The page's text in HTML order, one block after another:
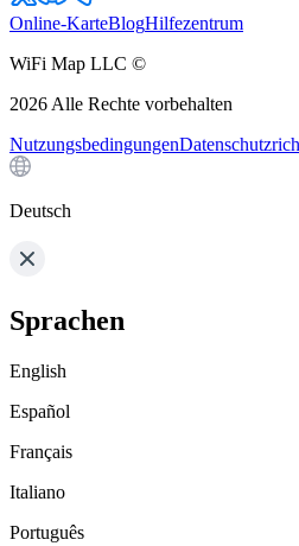
Online-KarteBlogHilfezentrum
WiFi Map LLC ©
2026 Alle Rechte vorbehalten
Nutzungsbedingungen
Deutsch
Sprachen
English
Español
Français
Italiano
Português